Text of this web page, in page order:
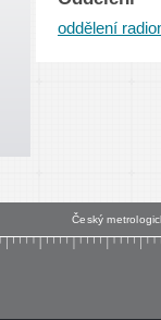
oddělení
Český